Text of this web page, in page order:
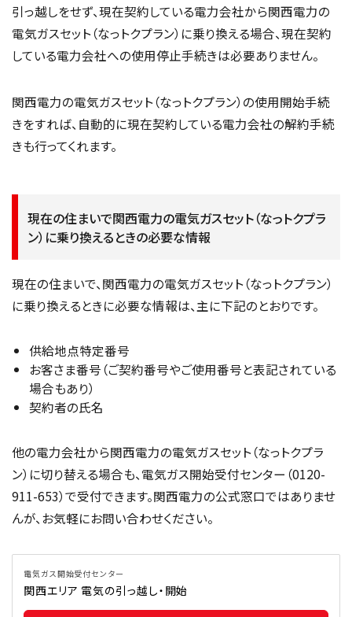
引っ越しをせず、現在契約している電力会社から関西電力の
電気ガスセット（なっトクプラン）に乗り換える場合、現在契約
している電力会社への使用停止手続きは必要ありません。
関西電力の電気ガスセット（なっトクプラン）の使用開始手続
きをすれば、自動的に現在契約している電力会社の解約手続
きも行ってくれます。
現在の住まいで関西電力の電気ガスセット（なっトクプラ
ン）に乗り換えるときの必要な情報
現在の住まいで、関西電力の電気ガスセット（なっトクプラン）
に乗り換えるときに必要な情報は、主に下記のとおりです。
供給地点特定番号
お客さま番号（ご契約番号やご使用番号と表記されている
場合もあり）
契約者の氏名
他の電力会社から関西電力の電気ガスセット（なっトクプラ
ン）に切り替える場合も、電気ガス開始受付センター（0120-
911-653）で受付できます。関西電力の公式窓口ではありませ
んが、お気軽にお問い合わせください。
電気ガス開始受付センター
関西エリア 電気の引っ越し・開始